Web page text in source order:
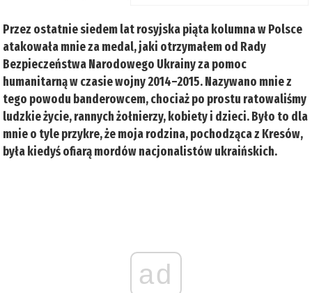
Przez ostatnie siedem lat rosyjska piąta kolumna w Polsce
atakowała mnie za medal, jaki otrzymałem od Rady
Bezpieczeństwa Narodowego Ukrainy za pomoc
humanitarną w czasie wojny 2014–2015. Nazywano mnie z
tego powodu banderowcem, chociaż po prostu ratowaliśmy
ludzkie życie, rannych żołnierzy, kobiety i dzieci. Było to dla
mnie o tyle przykre, że moja rodzina, pochodząca z Kresów,
była kiedyś ofiarą mordów nacjonalistów ukraińskich.
ad